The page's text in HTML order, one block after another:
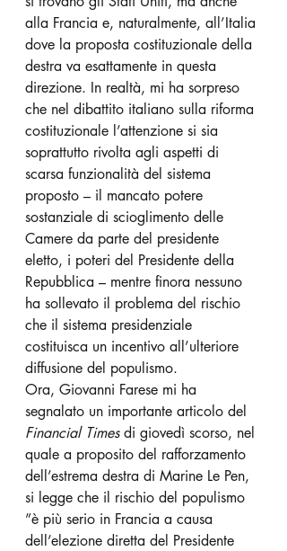
alla Francia e, naturalmente, all’Italia
dove la proposta costituzionale della
destra va esattamente in questa
direzione. In realtà, mi ha sorpreso
che nel dibattito italiano sulla riforma
costituzionale l’attenzione si sia
soprattutto rivolta agli aspetti di
scarsa funzionalità del sistema
proposto – il mancato potere
sostanziale di scioglimento delle
Camere da parte del presidente
eletto, i poteri del Presidente della
Repubblica – mentre finora nessuno
ha sollevato il problema del rischio
che il sistema presidenziale
costituisca un incentivo all’ulteriore
diffusione del populismo.
Ora, Giovanni Farese mi ha
segnalato un importante articolo del
Financial Times di giovedì scorso, nel
quale a proposito del rafforzamento
dell’estrema destra di Marine Le Pen,
si legge che il rischio del populismo
”è più serio in Francia a causa
dell’elezione diretta del Presidente